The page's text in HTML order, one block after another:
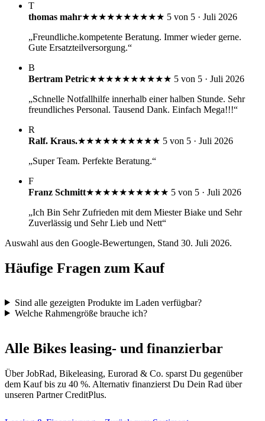
T
thomas mahr★★★★★★★★★★ 5 von 5 · Juli 2026
„Freundliche.kompetente Beratung. Immer wieder gerne.
Gute Ersatzteilversorgung.“
B
Bertram Petric★★★★★★★★★★ 5 von 5 · Juli 2026
„Schnelle Notfallhilfe innerhalb einer halben Stunde. Sehr
freundliches Personal. Tausend Dank. Einfach Mega!!!“
R
Ralf. Kraus.★★★★★★★★★★ 5 von 5 · Juli 2026
„Super Team. Perfekte Beratung.“
F
Franz Schmitt★★★★★★★★★★ 5 von 5 · Juli 2026
„Ich Bin Sehr Zufrieden mit dem Miester Biake und Sehr
Zuverlässig und Sehr Lieb und Nett“
Auswahl aus den Google-Bewertungen, Stand 30. Juli 2026.
Häufige Fragen zum Kauf
Sind alle gezeigten Produkte im Laden verfügbar?
Welche Rahmengröße brauche ich?
Alle Bikes leasing- und finanzierbar
Über JobRad, Bikeleasing, Eurorad & Co. sparst Du gegenüber
dem Kauf bis zu 40 %. Alternativ finanzierst Du Dein Rad über
unseren Partner CreditPlus.